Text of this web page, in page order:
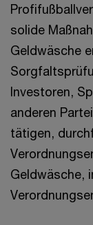
solide
Geldwäsche
Investoren,
anderen
tätigen,
Geldwäsche,